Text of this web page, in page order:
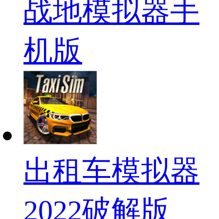
战地模拟器手
机版
出租车模拟器
2022破解版